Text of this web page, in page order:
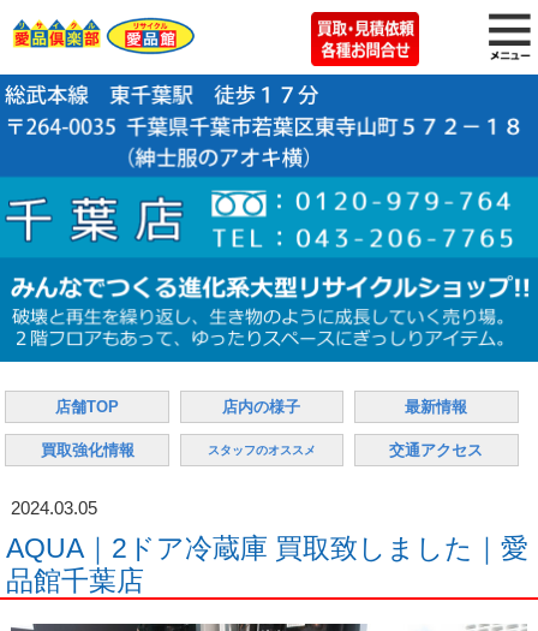
店舗TOP 店内の様子 最新情報
買取強化情報 スタッフのオススメ 交通アクセス
2024.03.05
AQUA｜2ドア冷蔵庫 買取致しました｜愛
品館千葉店